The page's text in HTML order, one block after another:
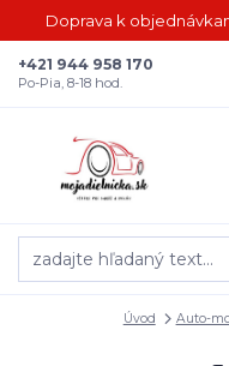
Doprava k
+421 944 958 170
Po-Pia, 8-18 hod.
Úvod Auto-